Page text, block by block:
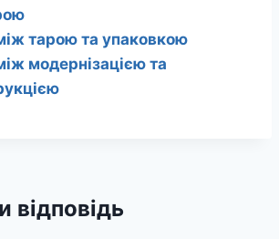
тарою та упаковкою
модернізацією та
відповідь